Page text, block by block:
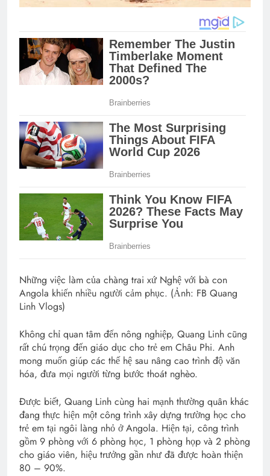
Những việc làm của chàng trai xứ Nghệ với bà con
Angola khiến nhiều người cảm phục. (Ảnh: FB Quang
Linh Vlogs)
Không chỉ quan tâm đến nông nghiệp, Quang Linh cũng
rất chú trọng đến giáo dục cho trẻ em Châu Phi. Anh
mong muốn giúp các thế hệ sau nâng cao trình độ văn
hóa, đưa mọi người từng bước thoát nghèo.
Được biết, Quang Linh cùng hai mạnh thường quân khác
đang thực hiện một công trình xây dựng trường học cho
trẻ em tại ngôi làng nhỏ ở Angola. Hiện tại, công trình
gồm 9 phòng với 6 phòng học, 1 phòng họp và 2 phòng
cho giáo viên, hiệu trưởng gần như đã được hoàn thiện
80 – 90%.